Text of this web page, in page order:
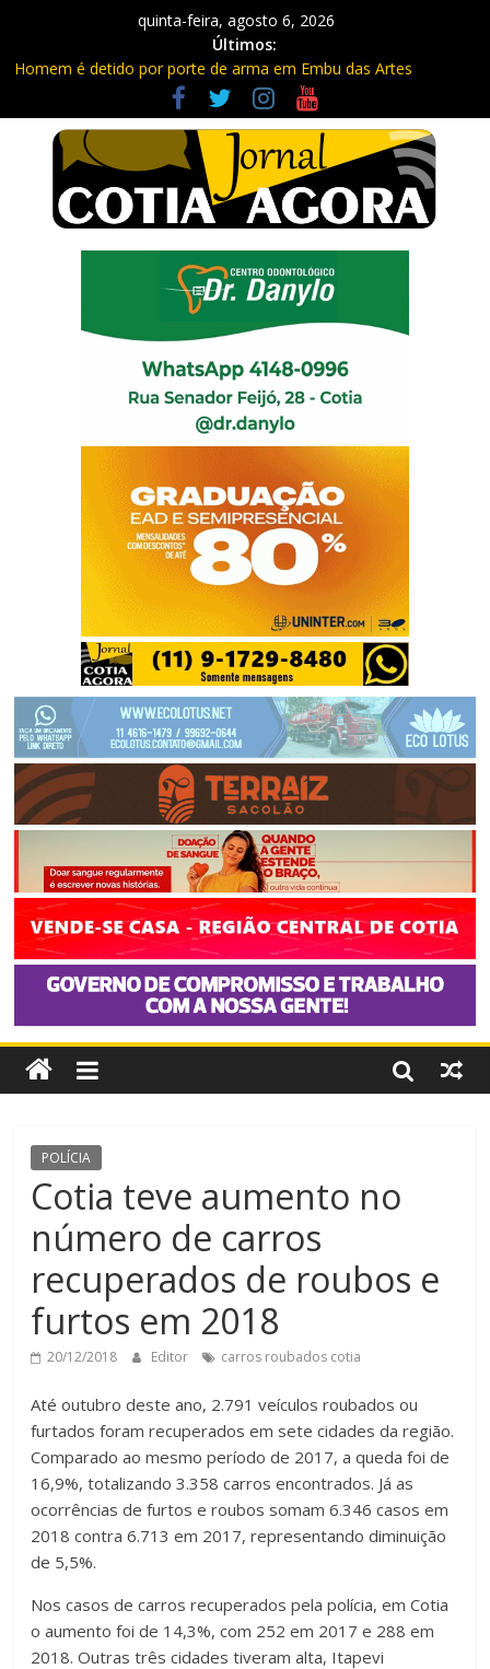
quinta-feira, agosto 6, 2026
Últimos:
Homem é detido por porte de arma em Embu das Artes
Carretas da Capacitação trazem cursos gratuitos para Cotia e
Vargem Grande
Traficante é preso com quase 400 porções de drogas no Jardim
Rosemeire
Radares de Cotia vão passar por manutenção e vias serão
interditadas
POLÍCIA
Cotia teve aumento no
número de carros
recuperados de roubos e
furtos em 2018
20/12/2018 Editor carros roubados cotia
Até outubro deste ano, 2.791 veículos roubados ou
furtados foram recuperados em sete cidades da região.
Comparado ao mesmo período de 2017, a queda foi de
16,9%, totalizando 3.358 carros encontrados. Já as
ocorrências de furtos e roubos somam 6.346 casos em
2018 contra 6.713 em 2017, representando diminuição
de 5,5%.
Nos casos de carros recuperados pela polícia, em Cotia
o aumento foi de 14,3%, com 252 em 2017 e 288 em
2018. Outras três cidades tiveram alta, Itapevi